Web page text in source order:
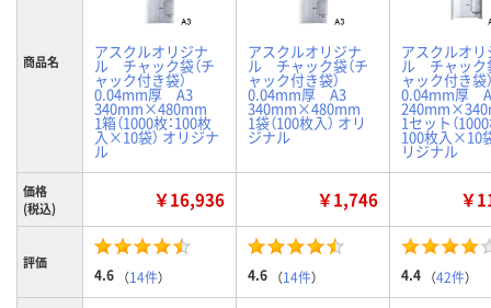
商品名 アスクルオリジナ
ル チャック袋（チ
ャック付き袋）
0.04mm厚 A3
340mm×480mm
1箱（1000枚：100枚
入×10袋） オリジナ
ル
アスクルオリジナ
ル チャック袋（チ
ャック付き袋）
0.04mm厚 A3
340mm×480mm
1袋（100枚入） オリ
ジナル
アスクルオリ
ル チャック
ャック付き
0.04mm厚
1セット（1000
100枚入×10
リジナル
価格
(税込)
￥16,936 ￥1,746 ￥
評価
4.6 （14件） 4.6 （14件） 4.4 （42件）